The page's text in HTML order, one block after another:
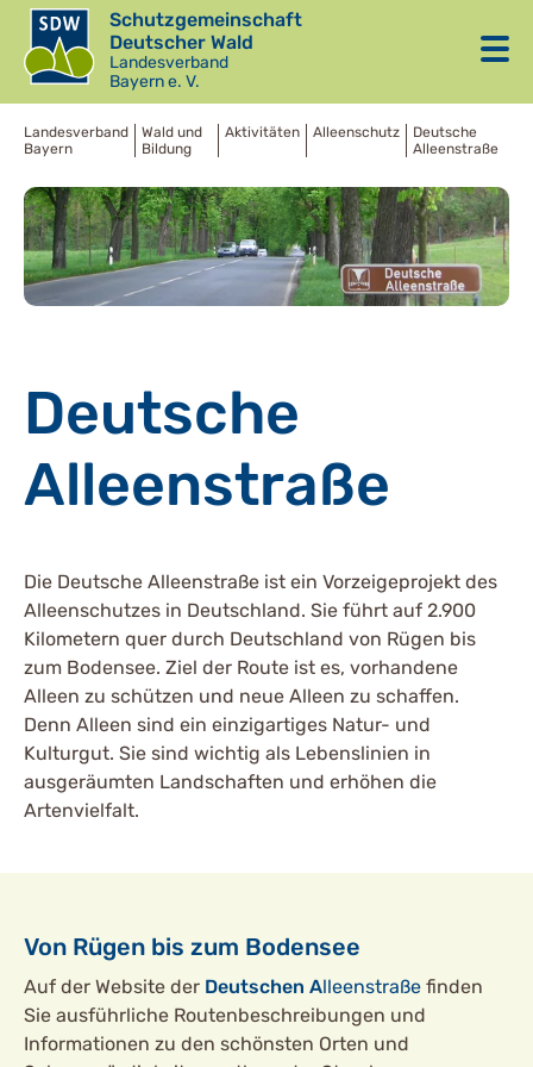
Schutzgemeinschaft
Deutscher Wald
Landesverband
Bayern e. V.
Landesverband
Bayern
Wald und
Bildung
Aktivitäten Alleenschutz
Deutsche
Alleenstraße
Deutsche
Alleenstraße
Die Deutsche Alleenstraße ist ein Vorzeigeprojekt des
Alleenschutzes in Deutschland. Sie führt auf 2.900
Kilometern quer durch Deutschland von Rügen bis
zum Bodensee. Ziel der Route ist es, vorhandene
Alleen zu schützen und neue Alleen zu schaffen.
Denn Alleen sind ein einzigartiges Natur- und
Kulturgut. Sie sind wichtig als Lebenslinien in
ausgeräumten Landschaften und erhöhen die
Artenvielfalt.
Von Rügen bis zum Bodensee
Auf der Website der Deutschen Alleenstraße finden
Sie ausführliche Routenbeschreibungen und
Informationen zu den schönsten Orten und